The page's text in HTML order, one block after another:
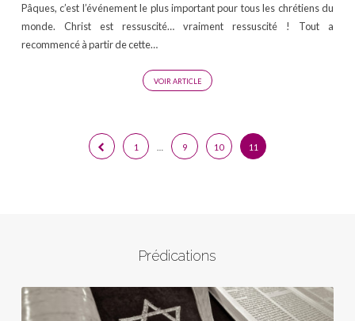
Pâques, c’est l’événement le plus important pour tous les chrétiens du
monde. Christ est ressuscité… vraiment ressuscité ! Tout a
recommencé à partir de cette…
VOIR ARTICLE
1 9 10 11
Prédications